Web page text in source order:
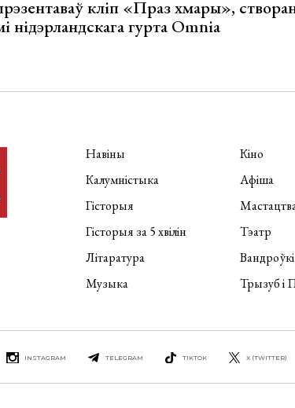
кліп «Праз хмары»,
нідэрландскага гурта Omnia
Навіны
Калумністыка
Гісторыя
Гісторыя за 5 хвілін
Літаратура
Музыка
Кіно
Афіша
Тэатр
Вандроўкі
Трызуб і
INSTAGRAM TELEGRAM TIKTOK X (TWITTER)